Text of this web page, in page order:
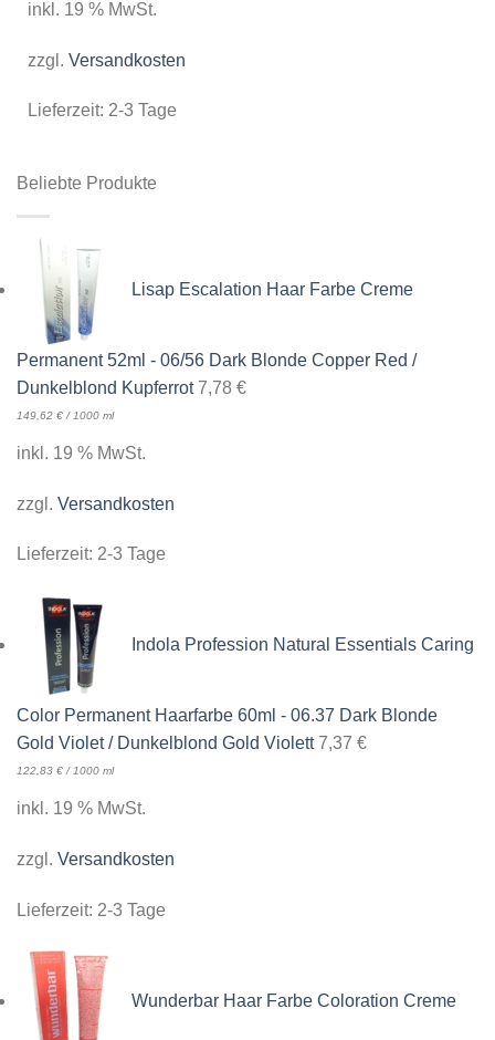
inkl. 19 % MwSt.
zzgl. Versandkosten
Lieferzeit: 2-3 Tage
Beliebte Produkte
Lisap Escalation Haar Farbe Creme
Permanent 52ml - 06/56 Dark Blonde Copper Red /
Dunkelblond Kupferrot 7,78 €
149,62 € / 1000 ml
inkl. 19 % MwSt.
zzgl. Versandkosten
Lieferzeit: 2-3 Tage
Indola Profession Natural Essentials Caring
Color Permanent Haarfarbe 60ml - 06.37 Dark Blonde
Gold Violet / Dunkelblond Gold Violett 7,37 €
122,83 €/1000 ml
inkl. 19 % MwSt.
zzgl. Versandkosten
Lieferzeit: 2-3 Tage
Wunderbar Haar Farbe Coloration Creme